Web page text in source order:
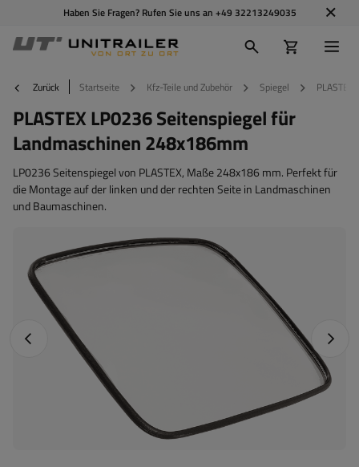
Haben Sie Fragen? Rufen Sie uns an +49 32213249035
Zurück Startseite Kfz-Teile und Zubehör Spiegel
PLASTEX LP0236 Seitenspiegel für
Landmaschinen 248x186mm
LP0236 Seitenspiegel von PLASTEX, Maße 248x186 mm. Perfekt für
die Montage auf der linken und der rechten Seite in Landmaschinen
und Baumaschinen.
Vorheriges Foto